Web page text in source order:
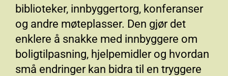
biblioteker, innbyggertorg, konferanser
og andre møteplasser. Den gjør det
enklere å snakke med innbyggere om
boligtilpasning, hjelpemidler og hvordan
små endringer kan bidra til en tryggere